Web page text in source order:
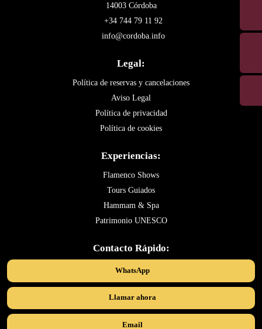
14003 Córdoba
+34 744 79 11 92
info@cordoba.info
Legal:
Política de reservas y cancelaciones
Aviso Legal
Política de privacidad
Política de cookies
Experiencias:
Flamenco Shows
Tours Guiados
Hammam & Spa
Patrimonio UNESCO
Contacto Rápido:
WhatsApp
Llamar ahora
Email